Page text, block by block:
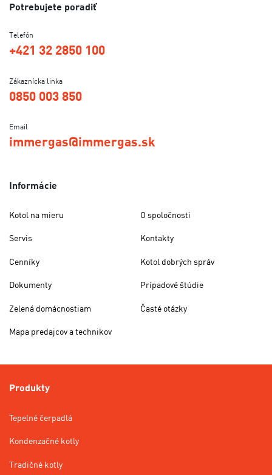
Potrebujete poradiť
Telefón
+421 32 2850 100
Zákaznícka linka
0850 003 850
Email
immergas@immergas.sk
Informácie
Kotol na mieru
Servis
Cenníky
Dokumenty
Zelená domácnostiam
Mapa predajcov a technikov
O spoločnosti
Kontakty
Kotol dobrých správ
Prípadové štúdie
Časté otázky
Produkty
Tepelné čerpadlá
Kondenzačné kotly
Tradičné kotly